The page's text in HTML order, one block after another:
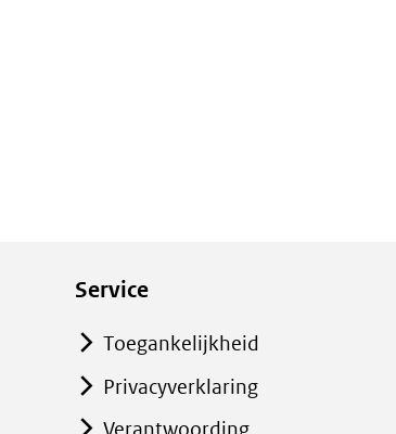
Service
Toegankelijkheid
Privacyverklaring